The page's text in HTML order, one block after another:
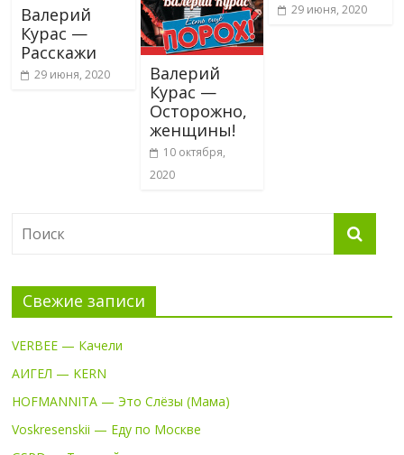
Валерий
Курас —
Расскажи
29 июня, 2020
Валерий
Курас —
Осторожно,
женщины!
10 октября,
2020
29 июня, 2020
Свежие записи
VERBEE — Качели
АИГЕЛ — KERN
HOFMANNITA — Это Слёзы (Мама)
Voskresenskii — Еду по Москве